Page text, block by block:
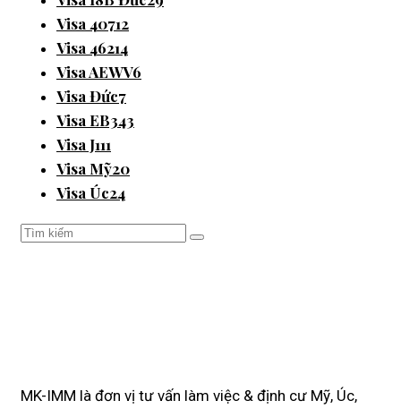
Visa 40712
Visa 46214
Visa AEWV6
Visa Đức7
Visa EB343
Visa J111
Visa Mỹ20
Visa Úc24
MK-IMM là đơn vị tư vấn làm việc & định cư Mỹ, Úc,